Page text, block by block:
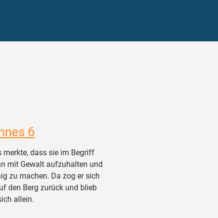
6
dass sie im Begriff
mit Gewalt aufzuhalten und
zu machen. Da zog er sich
den Berg zurück und blieb
allein.